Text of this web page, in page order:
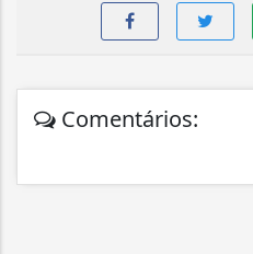
Comentários: